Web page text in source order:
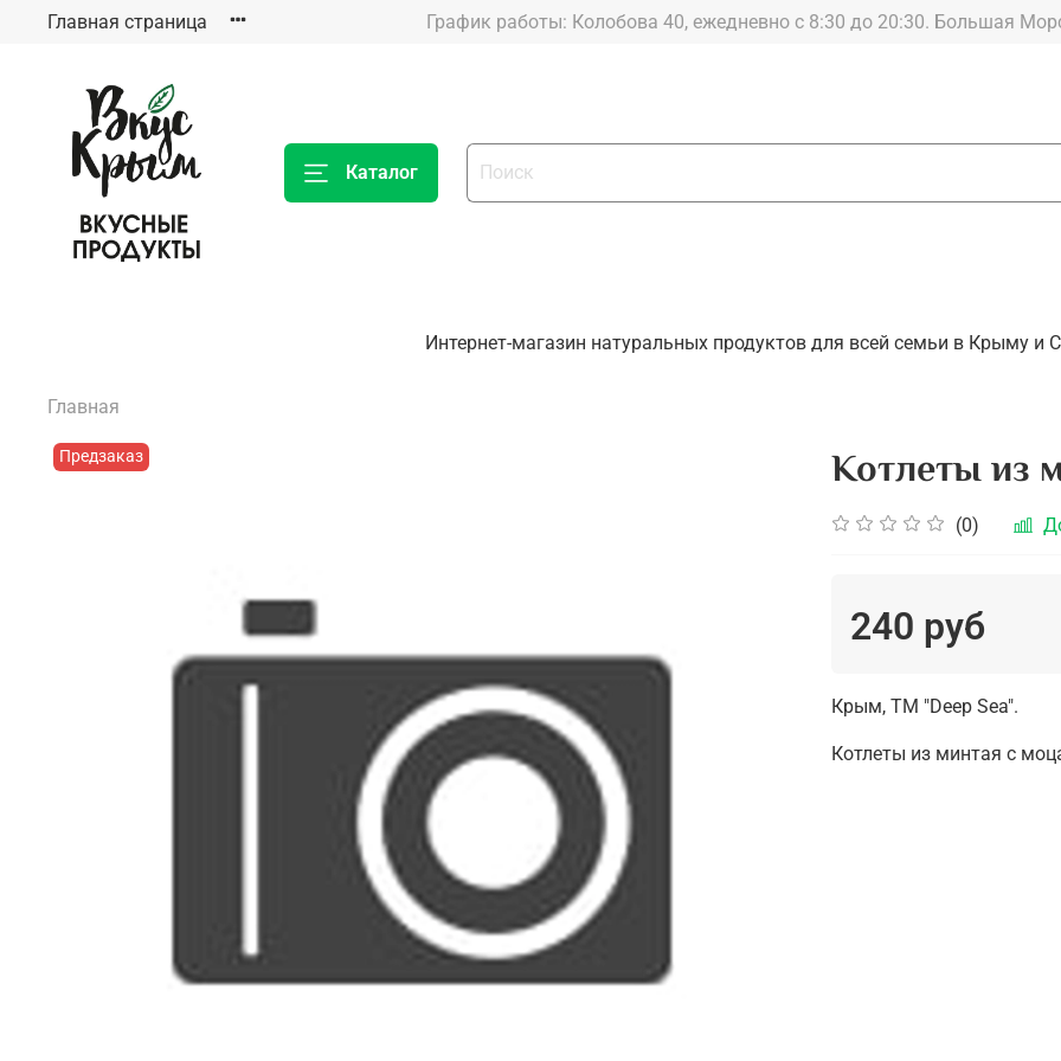
Главная страница График работы: Колобова 40, ежедневно с 8:30 до
Каталог
Интернет-магазин натуральных продуктов для всей семьи в Крыму и
Главная
Предзаказ Котлеты из
(0)
240 руб
Крым, ТМ "Deep Sea".
Котлеты из минтая с